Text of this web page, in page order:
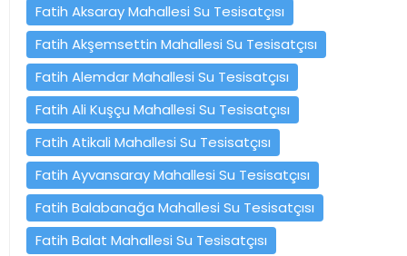
Fatih Aksaray Mahallesi Su Tesisatçısı
Fatih Akşemsettin Mahallesi Su Tesisatçısı
Fatih Alemdar Mahallesi Su Tesisatçısı
Fatih Ali Kuşçu Mahallesi Su Tesisatçısı
Fatih Atikali Mahallesi Su Tesisatçısı
Fatih Ayvansaray Mahallesi Su Tesisatçısı
Fatih Balabanağa Mahallesi Su Tesisatçısı
Fatih Balat Mahallesi Su Tesisatçısı